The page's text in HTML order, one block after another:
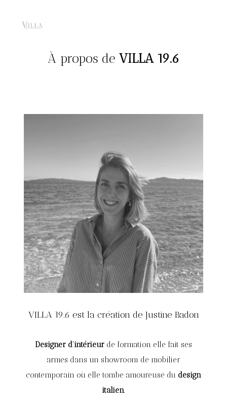
À propos de VILLA 19.6
VILLA 19.6 est la création de Justine Badon
Designer d’intérieur de formation elle fait ses
armes dans un showroom de mobilier
contemporain où elle tombe amoureuse du design
italien.